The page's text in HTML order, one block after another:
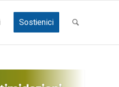
Sostienici